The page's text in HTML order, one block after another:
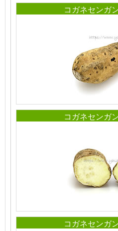
コガネセンガ
コガネセンガ
コガネセンガ